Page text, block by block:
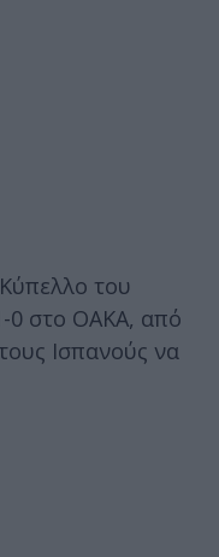
του
0 στο ΟΑΚΑ, από
Ισπανούς να